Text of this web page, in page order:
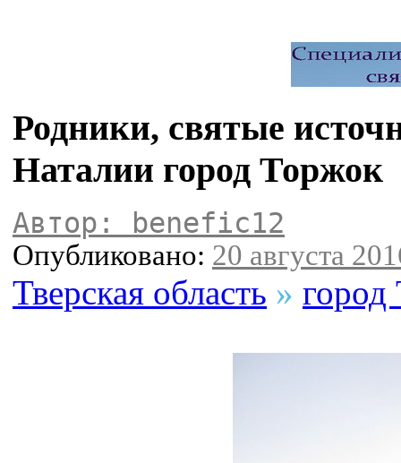
Родники, святые
Наталии город Торжок
Автор: benefic12
Опубликовано: 20 августа
Тверская область »